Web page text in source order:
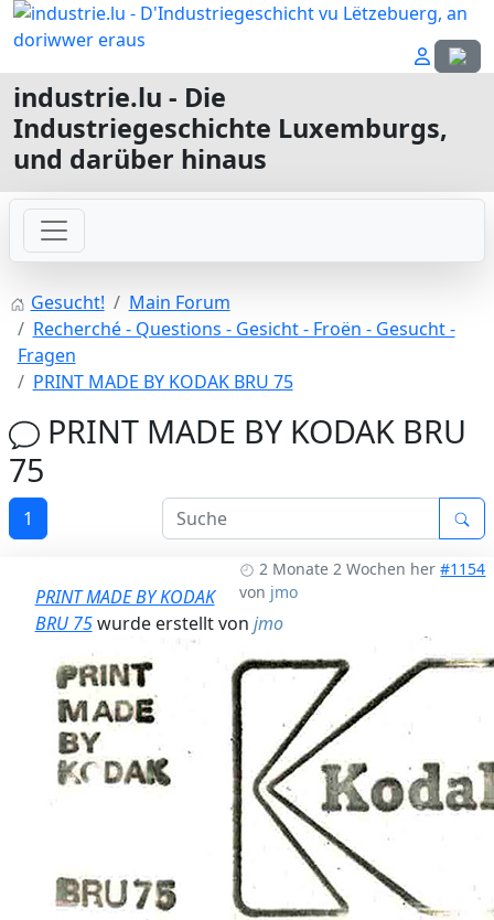
industrie.lu - Die
Industriegeschichte Luxemburgs,
und darüber hinaus
Gesucht!
Main Forum
Recherché - Questions - Gesicht - Froën - Gesucht -
Fragen
PRINT MADE BY KODAK BRU 75
PRINT MADE BY KODAK BRU
75
1
2 Monate 2 Wochen her #1154
von jmo
PRINT MADE BY KODAK
BRU 75wurde erstellt von jmo